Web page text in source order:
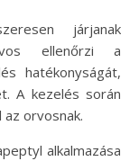
járjanak
ellenőrzi a
hatékonyságát,
A kezelés során
orvosnak.
alkalmazása